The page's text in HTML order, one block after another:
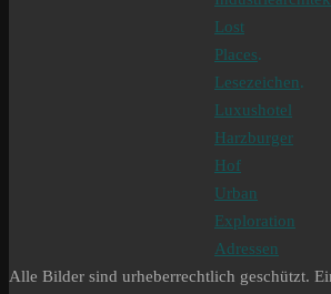
Lost
Places.
Lesezeichen.
Luxushotel
Harzburger
Hof
Urban
Exploration
Adressen
Alle Bilder sind urheberrechtlich geschützt.